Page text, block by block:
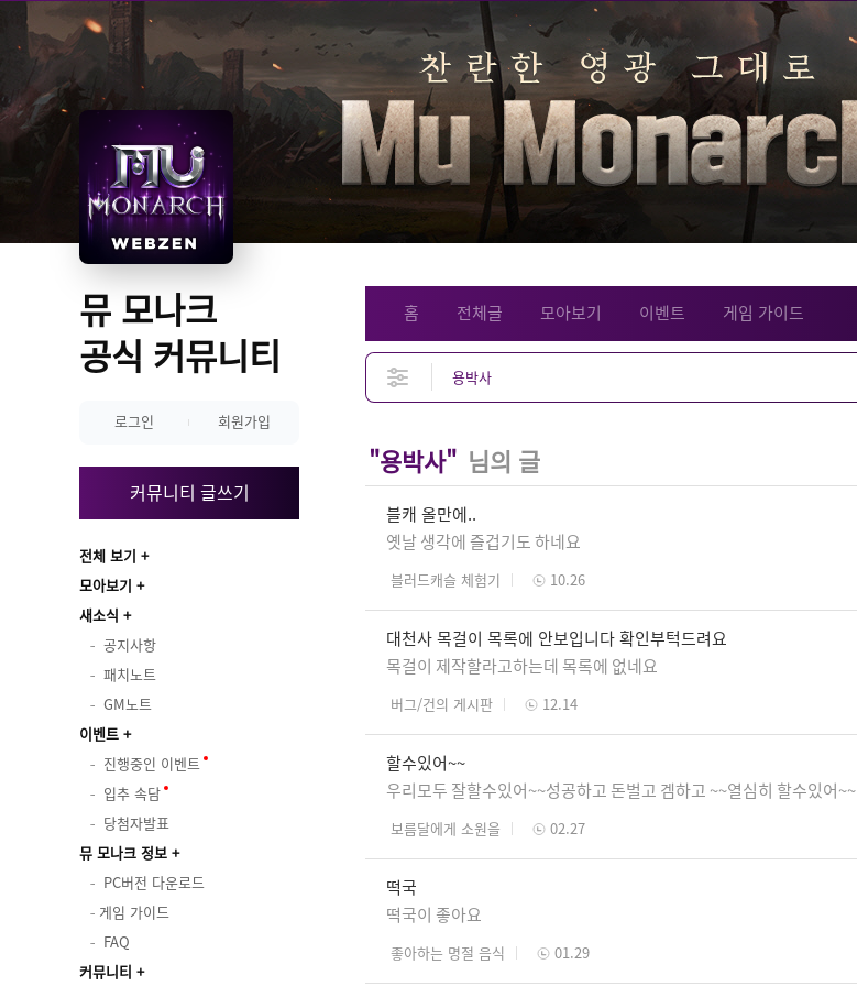
뮤 모나크
공식 커뮤니티
로그인 회원가입
커뮤니티 글쓰기
전체 보기
모아보기
새소식
공지사항
패치노트
GM노트
이벤트
진행중인 이벤트
입추 속담
당첨자발표
뮤 모나크 정보
PC버전 다운로드
게임 가이드
FAQ
커뮤니티
홈 전체글 모아보기 이벤트 게임 가이드
"용박사" 님의 글
블캐 올만에..
옛날 생각에 즐겁기도 하네요
블러드캐슬 체험기 10.26
대천사 목걸이 목록에 안보입니다 확인부턱드려요
목걸이 제작할라고하는데 목록에 없네요
버그/건의 게시판 12.14
할수있어~~
우리모두 잘할수있어~~성공하고 돈벌고 겜하고 ~~열심히 할수있어~~
보름달에게 소원을 02.27
떡국
떡국이 좋아요
좋아하는 명절 음식 01.29